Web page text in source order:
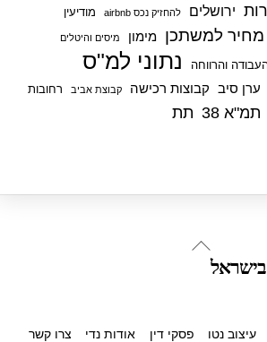
ירושלים להחזיק נכס airbnb מודיעין
מחיר למשתכן מימון מיסים והיטלים
והרווחה נתוני למ"ס
ערן סיב קבוצות רכישה קבוצת אביב
רחובות
תמ"א 38 תת
Back
בישראל
עיצוב נטו פסקי דין אודות נדי צרו קשר